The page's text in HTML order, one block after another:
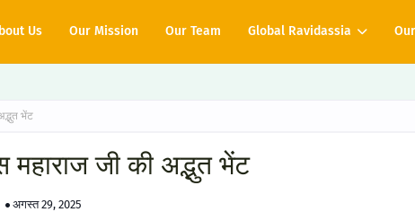
Us Our Mission Our Team Global Ravidassia
भेंट
जी की अद्भुत भेंट
अगस्त 29, 2025